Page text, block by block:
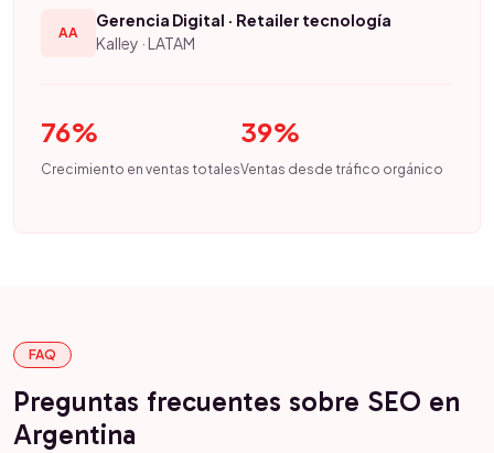
AA
Gerencia Digital · Retailer tecnología
Kalley · LATAM
76%
Crecimiento en ventas totales
39%
Ventas desde tráfico orgánico
FAQ
Preguntas frecuentes sobre SEO en
Argentina